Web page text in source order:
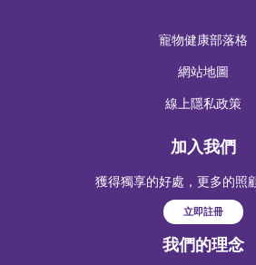
寵物健康部落格
網站地圖
線上隱私政策
加入我們
獲得獨享的好處，更多的照
立即註冊
我們的理念